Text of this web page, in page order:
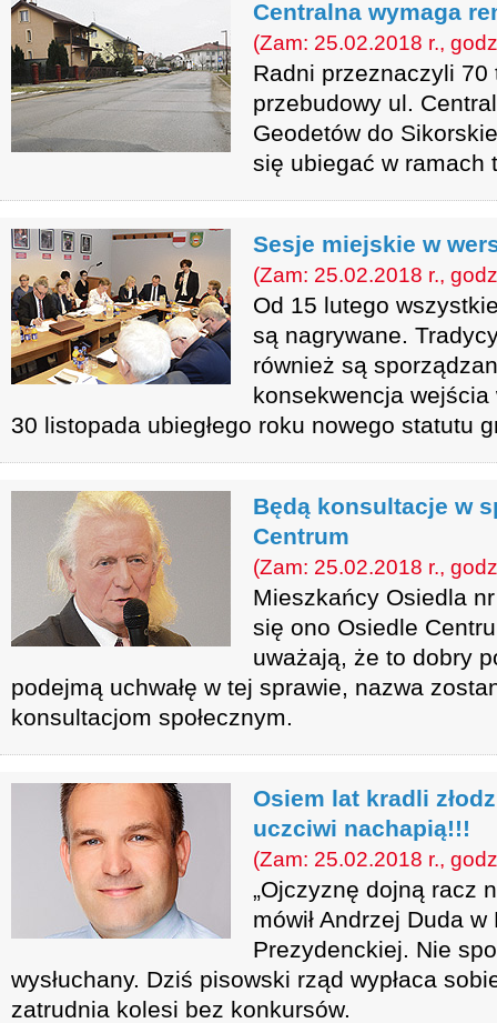
Centralna wymaga
(Zam: 25.02.2018 r.,
Radni przeznaczyli 70
przebudowy ul.
Geodetów do
się ubiegać w ramach
Sesje miejskie w
(Zam: 25.02.2018 r.,
Od 15 lutego
są nagrywane.
również są
konsekwencja
30 listopada ubiegłego roku nowego statutu
Będą konsultacje w
Centrum
(Zam: 25.02.2018 r.,
Mieszkańcy Osiedla
się ono Osiedle
uważają, że to dobry
podejmą uchwałę w tej sprawie, nazwa
konsultacjom społecznym.
Osiem lat kradli
uczciwi nachapią!!!
(Zam: 25.02.2018 r.,
„Ojczyznę dojną racz
mówił Andrzej Duda
Prezydenckiej. Nie
wysłuchany. Dziś pisowski rząd wypłaca
zatrudnia kolesi bez konkursów.